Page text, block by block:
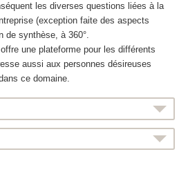
les diverses questions liées à la
(exception faite des aspects
de synthèse, à 360°.
une plateforme pour les différents
aussi aux personnes désireuses
ce domaine.